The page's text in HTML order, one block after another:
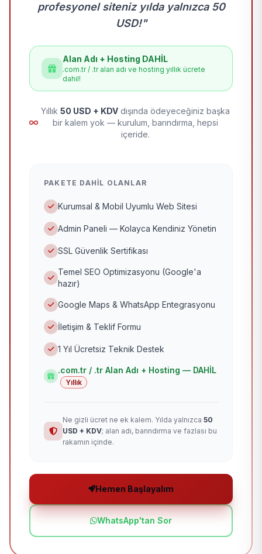
profesyonel siteniz yılda yalnızca 50
USD!"
Alan Adı + Hosting DAHİL
.com.tr / .tr alan adı ve hosting yıllık ücrete
dahil!
Yıllık 50 USD + KDV dışında ödeyeceğiniz başka
bir kalem yok — kurulum, barındırma, hepsi
içeride.
PAKETE DAHIL OLANLAR
Kurumsal & Mobil Uyumlu Web Sitesi
Admin Paneli — Kolayca Kendiniz Yönetin
SSL Güvenlik Sertifikası
Temel SEO Optimizasyonu (Google'a
hazır)
Google Maps & WhatsApp Entegrasyonu
İletişim & Teklif Formu
1 Yıl Ücretsiz Teknik Destek
.com.tr / .tr Alan Adı + Hosting — DAHİL
Yıllık
Ne gizli ücret ne ek kalem. Yılda yalnızca 50
USD + KDV; alan adı, barındırma ve fazlası bu
rakamın içinde.
Hemen Başlayalım
WhatsApp'tan Sor